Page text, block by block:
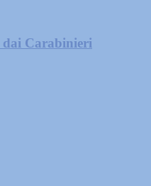
dai Carabinieri